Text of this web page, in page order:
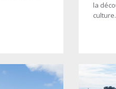
la
culture.